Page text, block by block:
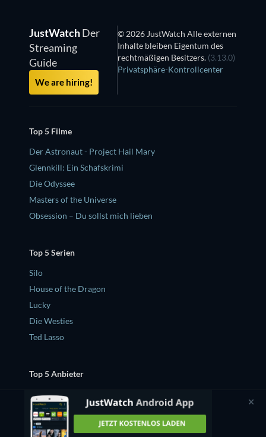
JustWatchDer
Streaming
Guide
We are hiring!
© 2026 JustWatch Alle externen
Inhalte bleiben Eigentum des
rechtmäßigen Besitzers. (3.13.0)
Privatsphäre-Kontrollcenter
Top 5 Filme
Der Astronaut - Project Hail Mary
Glennkill: Ein Schafskrimi
Die Odyssee
Masters of the Universe
Obsession – Du sollst mich lieben
Top 5 Serien
Silo
House of the Dragon
Lucky
Die Westies
Ted Lasso
Top 5 Anbieter
Netflix
Amazon Prime Video
Apple TV